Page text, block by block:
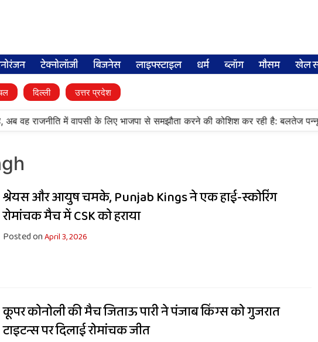
टेक्नोलॉजी बिजनेस लाइफ्स्टाइल धर्म ब्लॉग मौसम खेल
दिल्ली उत्तर प्रदेश
अब वह राजनीति में वापसी के लिए भाजपा से समझौता करने की कोशिश कर रही है: बलतेज पन्नू
श्रेयस और आयुष चमके, Punjab Kings ने एक हाई-स्कोरिंग
रोमांचक मैच में CSK को हराया
Posted onApril 3, 2026
कूपर कोनोली की मैच जिताऊ पारी ने पंजाब किंग्स को गुजरात
टाइटन्स पर दिलाई रोमांचक जीत